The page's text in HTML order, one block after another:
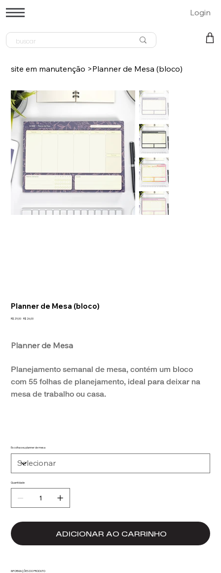
Login
site em manutenção >Planner de Mesa (bloco)
Planner de Mesa (bloco)
Preço
R$ 29,00
Preço
R$ 26,00
Planner de Mesa
Planejamento semanal de mesa, contém um bloco
com 55 folhas de planejamento, ideal para deixar na
mesa de trabalho ou casa.
Escolha seu planner de mesa
Quantidade
ADICIONAR AO CARRINHO
INFORMAÇÕES DO PRODUTO